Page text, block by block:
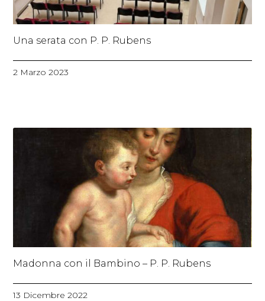
Una serata con P. P. Rubens
2 Marzo 2023
Madonna con il Bambino – P. P. Rubens
13 Dicembre 2022